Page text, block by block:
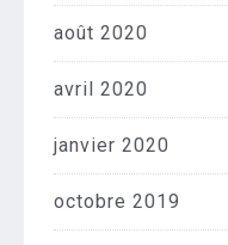
août 2020
avril 2020
janvier 2020
octobre 2019